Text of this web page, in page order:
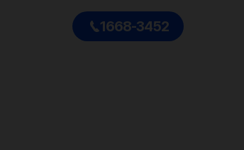
1668-3452